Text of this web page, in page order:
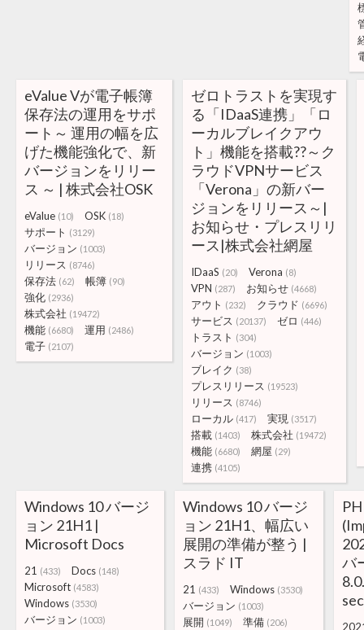
eValue Vが電子帳簿
保存法の運用をサポ
ート～ 運用の幅を広
げた機能強化で、新
バージョンをリリー
ス ～ | 株式会社OSK
eValue (10) OSK (18)
サポート (3129)
バージョン (1003)
リリース (8746)
保存法 (62) 帳簿 (90)
強化 (2936)
株式会社 (19472)
機能 (6680) 運用 (2486)
電子 (2107)
ゼロトラストを実現す
る「IDaaS連携」「ロ
ーカルブレイクアウ
ト」機能を搭載??～ク
ラウドVPNサービス
「Verona」の新バー
ジョンをリリース～|
お知らせ・プレスリリ
ース|株式会社網屋
IDaaS (20) Verona (8)
VPN (287) お知らせ (4668)
アウト (232) クラウド (6696)
サービス (20137) ゼロ (446)
トラスト (304)
バージョン (1003)
ブレイク (38)
プレスリリース (19523)
リリース (8746)
ローカル (417) 実現 (3517)
搭載 (1403) 株式会社 (19472)
機能 (6680) 網屋 (29)
連携 (4105)
Windows 10 バージ
ョン 21H1 |
Microsoft Docs
21 (433) Docs (148)
Microsoft (4583)
Windows (3530)
バージョン (1003)
Windows 10 バージ
ョン 21H1、幅広い
展開の準備が整う |
スラド IT
21 (433) Windows (3530)
バージョン (1003)
展開 (1049) 準備 (206)
バ